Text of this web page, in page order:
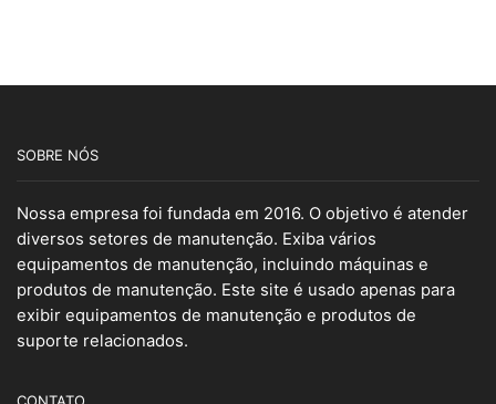
SOBRE NÓS
Nossa empresa foi fundada em 2016. O objetivo é atender
diversos setores de manutenção. Exiba vários
equipamentos de manutenção, incluindo máquinas e
produtos de manutenção. Este site é usado apenas para
exibir equipamentos de manutenção e produtos de
suporte relacionados.